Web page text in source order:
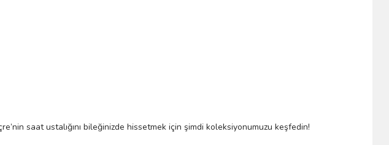
saat ustalığını bileğinizde hissetmek için şimdi koleksiyonumuzu keşfedin!